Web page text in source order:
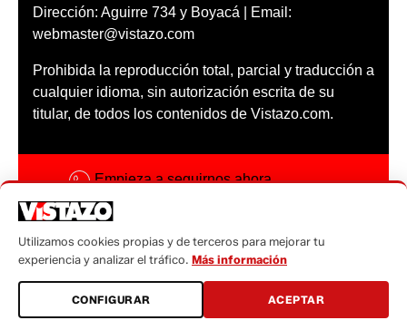
Dirección: Aguirre 734 y Boyacá | Email:
webmaster@vistazo.com
Prohibida la reproducción total, parcial y traducción a
cualquier idioma, sin autorización escrita de su
titular, de todos los contenidos de Vistazo.com.
Empieza a seguirnos ahora
Código ética
Sugerencias a:
sugerencias@vistazo.com
Utilizamos cookies propias y de terceros para mejorar tu
experiencia y analizar el tráfico. Más información
CONFIGURAR ACEPTAR